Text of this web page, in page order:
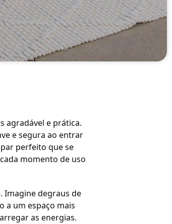
agradável e prática.
e segura ao entrar
perfeito que se
momento de uso
Imagine degraus de
a um espaço mais
as energias.